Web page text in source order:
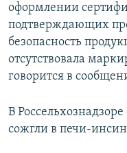
КРЫМ.НЕПОКОРЕННЫЙ
ELIFBE
УКРАИНСКАЯ ПРОБЛЕМА
Все сайты RFE/RL
оформлении
подтверждающих
безопасность
отсутствовала
говорится в
В
сожгли в печи-